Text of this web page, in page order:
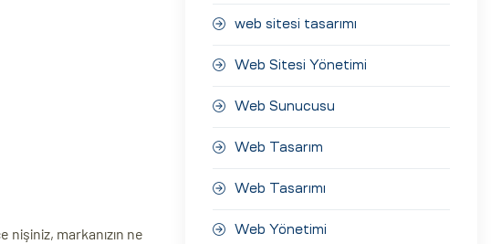
markanızın ne
web sitesi tasarımı
Web Sitesi Yönetimi
Web Sunucusu
Web Tasarım
Web Tasarımı
Web Yönetimi